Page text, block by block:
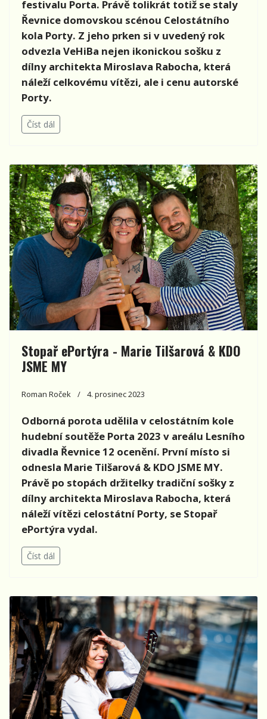
festivalu Porta. Právě tolikrát totiž se staly
Řevnice domovskou scénou Celostátního
kola Porty. Z jeho prken si v uvedený rok
odvezla VeHiBa nejen ikonickou sošku z
dílny architekta Miroslava Rabocha, která
náleží celkovému vítězi, ale i cenu autorské
Porty.
Číst dál
Stopař ePortýra - Marie Tilšarová & KDO
JSME MY
Roman Roček 4. prosinec 2023
Odborná porota udělila v celostátním kole
hudební soutěže Porta 2023 v areálu Lesního
divadla Řevnice 12 ocenění. První místo si
odnesla Marie Tilšarová & KDO JSME MY.
Právě po stopách držitelky tradiční sošky z
dílny architekta Miroslava Rabocha, která
náleží vítězi celostátní Porty, se Stopař
ePortýra vydal.
Číst dál